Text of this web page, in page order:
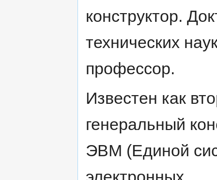
конструктор.
технических
профессор.
Известен как
генеральный
ЭВМ (Единой